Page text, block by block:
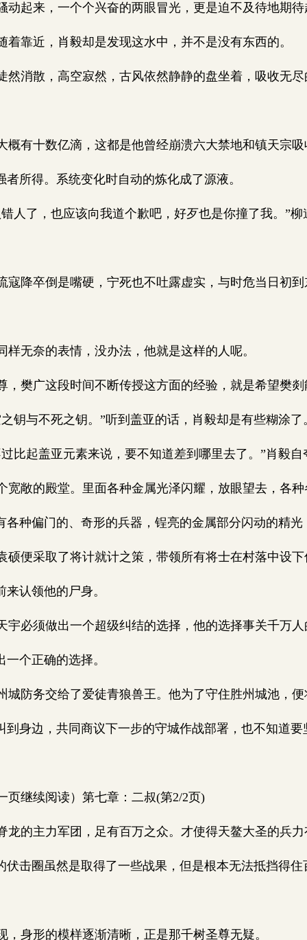
起来，一个个兴奋的两眼冒光，更是迫不及待地期待
靠近，肖毅却是发现这水中，并不是没有东西的。
消散，高空寂然，古风依然静静的盘坐着，吸收无尽
有十数亿滴，这都是他曾经崩溃六大禁地和镇天宗吸
所得。系统变化时自动的炼化成了源液。
了，也应该向我道个歉吧，好歹也是你撞了我。”柳
降卒倒是嘴硬，宁死也不吐露虚实，与时危当日初到
无奈的表情，没办法，他就是这样的人呢。
樊广这段时间不断传授这方面的经验，就是希望樊剡
与不死之钥。”听到盖亚的话，肖毅却是有些糊涂了
起盖亚元素来说，要不知道差到哪里去了。”肖毅自
敞的殿堂。里面各种金属光泽闪耀，放眼望去，各种
各种偏门的、奇形的兵器，锃亮的金属部分闪动的精
便采取了将计就计之策，带领所有将士在村落中设下
认领他的尸身。
必须做出一个超级纠结的选择，他的选择事关千万人
个正确的选择。
防务交给了爱徒青狼兽王。他为了守住胜州城池，便
到身边，共同商议下一步的守城作战部署，也不知道
继续阅读）第七章：二叔(第2/2页)
的主力军团，足有百万之众。才使得天鳌大圣的兵力
伏击圈虽然是取得了一些战果，但是根本无法抵挡得
身形的模样逐渐清晰，正是那千树圣尊无疑。